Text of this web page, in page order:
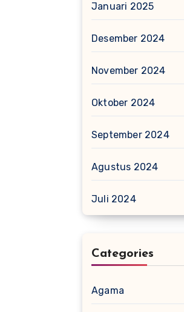
Januari 2025
Desember 2024
November 2024
Oktober 2024
September 2024
Agustus 2024
Juli 2024
Categories
Agama